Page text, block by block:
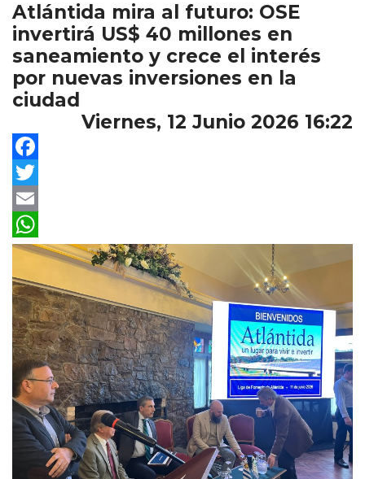
Atlántida mira al futuro: OSE
invertirá US$ 40 millones en
saneamiento y crece el interés
por nuevas inversiones en la
ciudad
Viernes, 12 Junio 2026 16:22
Facebook
Twitter
Email
WhatsApp